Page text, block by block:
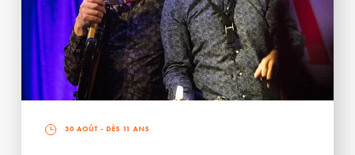
30 AOÛT - DÈS 11 ANS